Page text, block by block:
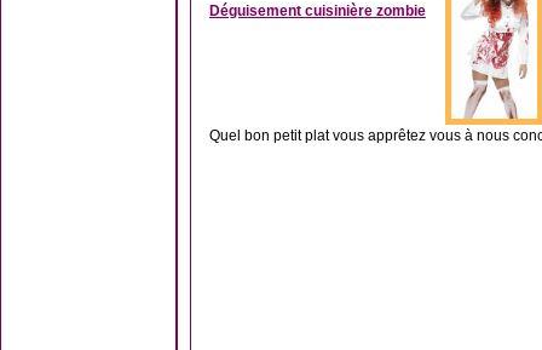
Déguisement cuisinière zombie
Quel bon petit plat vous apprêtez vous à nous